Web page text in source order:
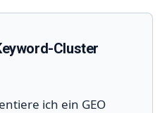
Cluster
ich ein GEO